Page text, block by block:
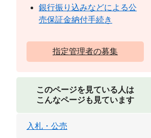
銀行振り込みなどによる公
売保証金納付手続き
指定管理者の募集
このページを見ている人は
こんなページも見ています
入札・公売